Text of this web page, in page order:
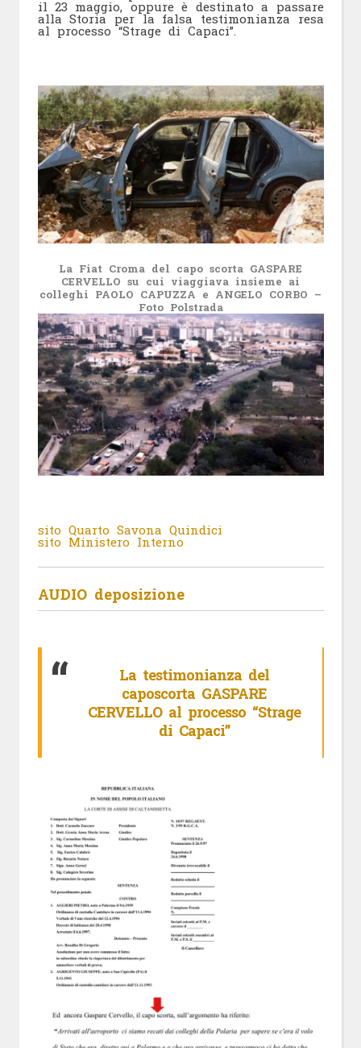
il 23 maggio, oppure è destinato a passare
alla Storia per la falsa testimonianza resa
al processo “Strage di Capaci”.
La Fiat Croma del capo scorta GASPARE
CERVELLO su cui viaggiava insieme ai
colleghi PAOLO CAPUZZA e ANGELO CORBO –
Foto Polstrada
sito Quarto Savona Quindici
sito Ministero Interno
AUDIO deposizione
La testimonianza del
caposcorta GASPARE
CERVELLO al processo “Strage
di Capaci”